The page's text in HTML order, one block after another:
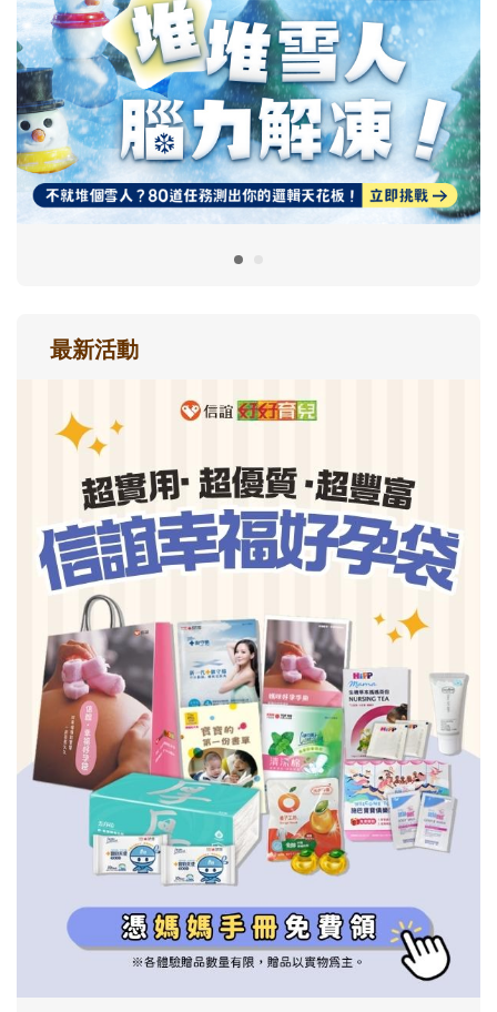
最新活動
信誼基金會
2022信誼年度報告
2023信誼年度報告
2024信誼年度報告
附設幼兒園
小袋鼠幼師網